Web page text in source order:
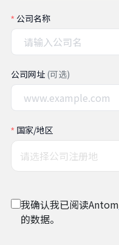
公司名称
公司网址 (可选)
国家/地区
请选择公司注册地
我确认我已阅读Antom
的数据。